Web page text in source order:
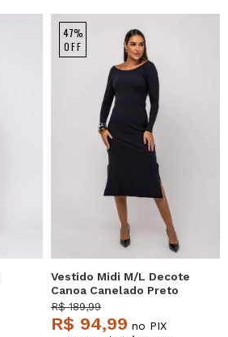
47%
OFF
Vestido Midi M/L Decote
Canoa Canelado Preto
Salvatore
R$ 189,99
R$ 94,99 no PIX